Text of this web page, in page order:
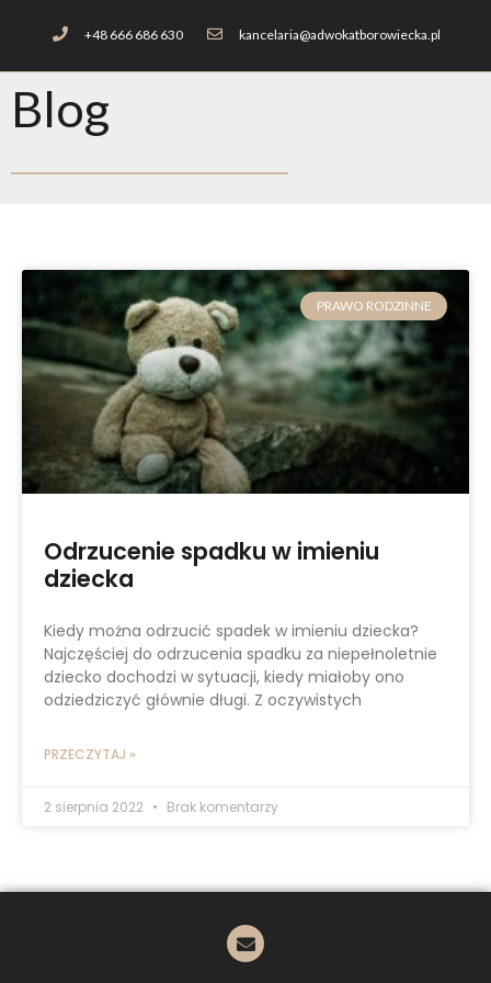
+48 666 686 630 kancelaria@adwokatborowiecka.pl
Blog
PRAWO RODZINNE
Odrzucenie spadku w imieniu
dziecka
Kiedy można odrzucić spadek w imieniu dziecka?
Najczęściej do odrzucenia spadku za niepełnoletnie
dziecko dochodzi w sytuacji, kiedy miałoby ono
odziedziczyć głównie długi. Z oczywistych
PRZECZYTAJ »
2 sierpnia 2022 Brak komentarzy